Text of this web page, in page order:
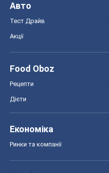
Авто
Тест Драйв
Акції
Food Oboz
Рецепти
Дієти
Економіка
Ринки та компанії